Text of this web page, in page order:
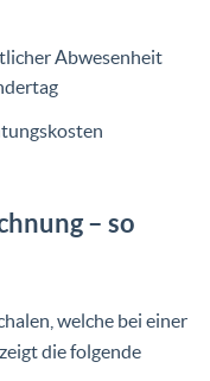
Abwesenheit
– so
welche bei einer
die folgende